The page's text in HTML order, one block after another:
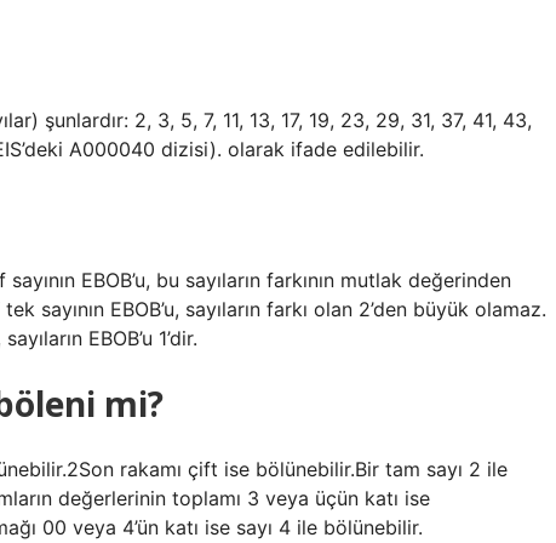
şunlardır: 2, 3, 5, 7, 11, 13, 17, 19, 23, 29, 31, 37, 41, 43,
A000040 dizisi). olarak ifade edilebilir.
EBOB’u, bu sayıların farkının mutlak değerinden
sayının EBOB’u, sayıların farkı olan 2’den büyük olamaz.
EBOB’u 1’dir.
mi?
rakamı çift ise bölünebilir.Bir tam sayı 2 ile
değerlerinin toplamı 3 veya üçün katı ise
00 veya 4’ün katı ise sayı 4 ile bölünebilir.